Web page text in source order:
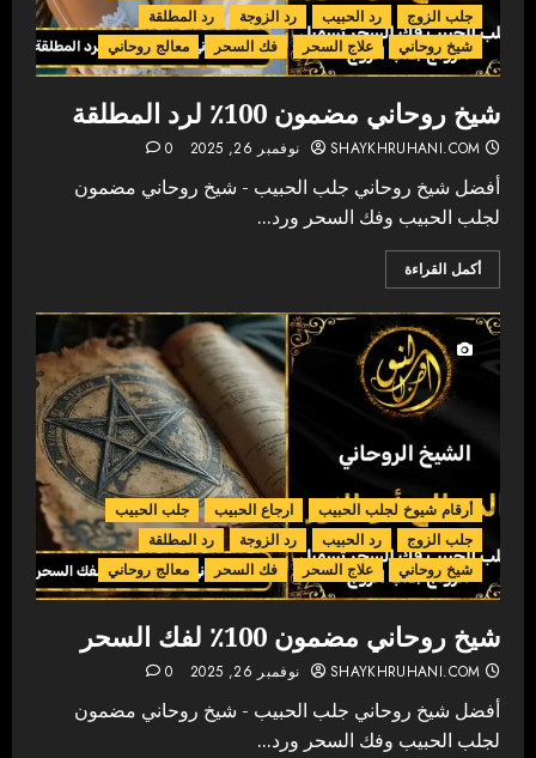
جلب الزوج
رد الحبيب رد الزوجة
رد المطلقة
شيخ روحاني
علاج السحر فك السحر معالج روحاني
شيخ روحاني مضمون 100٪ لرد المطلقة
SHAYKHRUHANI.COM نوفمبر 26, 2025 0
أفضل شيخ روحاني جلب الحبيب - شيخ روحاني مضمون
لجلب الحبيب وفك السحر ورد...
أكمل القراءة
أرقام شيوخ لجلب الحبيب ارجاع الحبيب
جلب الحبيب
جلب الزوج
رد الحبيب رد الزوجة
رد المطلقة
شيخ روحاني
علاج السحر فك السحر معالج روحاني
شيخ روحاني مضمون 100٪ لفك السحر
SHAYKHRUHANI.COM نوفمبر 26, 2025 0
أفضل شيخ روحاني جلب الحبيب - شيخ روحاني مضمون
لجلب الحبيب وفك السحر ورد...